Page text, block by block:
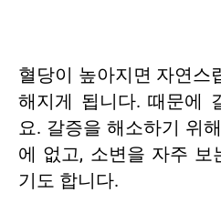
혈당이 높아지면 자연스
해지게 됩니다. 때문에
요. 갈증을 해소하기 위
에 없고, 소변을 자주 보
기도 합니다.